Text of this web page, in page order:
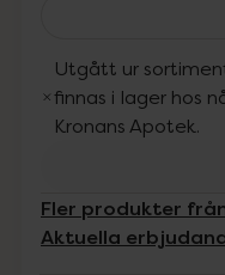
Utgått ur
finnas i lager hos
Kronans Apotek.
Fler produkter
Aktuella